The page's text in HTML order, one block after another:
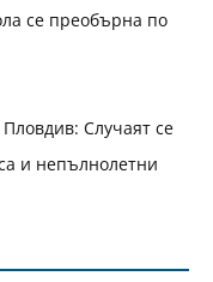
се преобърна по
Случаят се
и непълнолетни